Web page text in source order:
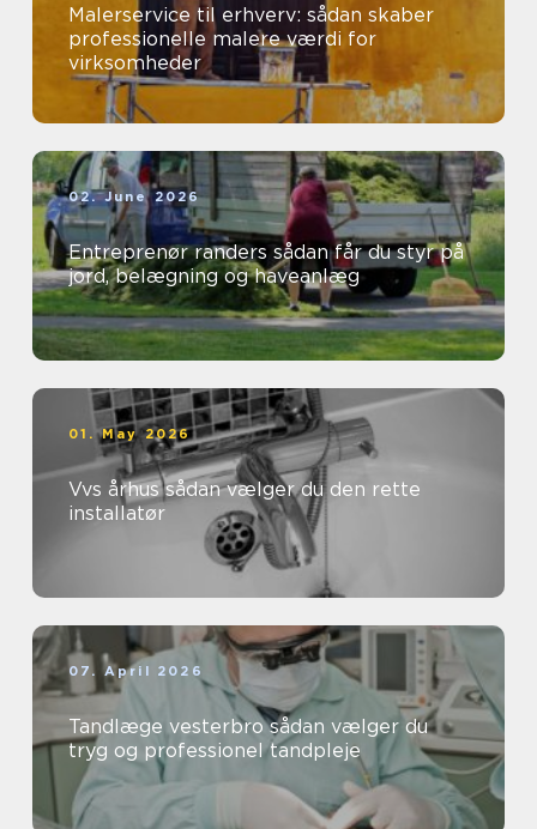
Malerservice til erhverv: sådan skaber
professionelle malere værdi for
virksomheder
02. June 2026
Entreprenør randers sådan får du styr på
jord, belægning og haveanlæg
01. May 2026
Vvs århus sådan vælger du den rette
installatør
07. April 2026
Tandlæge vesterbro sådan vælger du
tryg og professionel tandpleje